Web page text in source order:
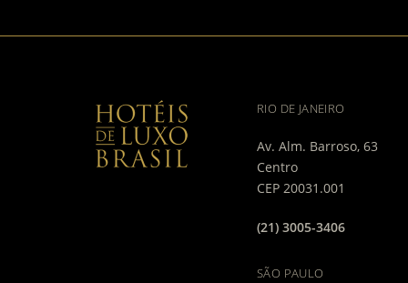
RIO DE JANEIRO
Av. Alm. Barroso, 63
Centro
CEP 20031.001
(21) 3005-3406
SÃO PAULO